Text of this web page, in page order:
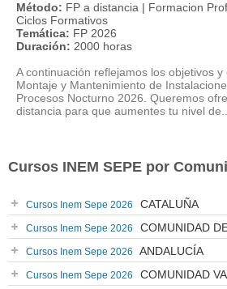
Método: FP a distancia | Formacion
Ciclos Formativos
Temática: FP 2026
Duración: 2000 horas
A continuación reflejamos los objetivos
Montaje y Mantenimiento de
Procesos Nocturno 2026. Queremos
distancia para que aumentes tu nivel de...
Cursos INEM SEPE por
Cursos Inem Sepe 2026 CATALUÑA
Cursos Inem Sepe 2026 COMUNIDAD
Cursos Inem Sepe 2026 ANDALUCÍA
Cursos Inem Sepe 2026 COMUNIDAD